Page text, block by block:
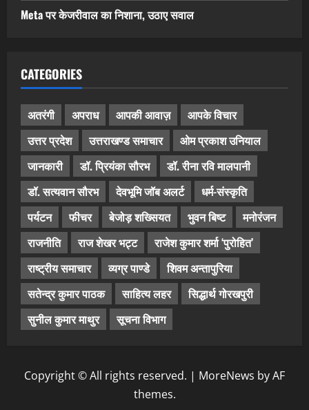
Meta पर केजरीवाल का निशाना, उठाए सवाल
CATEGORIES
अतरंगी अपराध आपकी आवाज़
आपके विचार
उत्तर प्रदेश
उत्तराखण्ड समाचार
ओम प्रकाश उनियाल
जानकारी
डॉ. प्रियंका सौरभ
डॉ. रीना रवि मालपानी
डॉ. सत्यवान सौरभ
देवभूमि जॉब अलर्ट
धर्म-संस्कृति
पर्यटन
फीचर बेजोड़ शख्सियत भुवन बिष्ट
मनोरंजन
राजनीति
राज शेखर भट्ट
राजेश कुमार शर्मा ‘पुरोहित’
राष्ट्रीय समाचार
व्यग्र पाण्डे
शिवम अन्तापुरिया
सतेन्द्र कुमार पाठक
साहित्य लहर
सिद्धार्थ गोरखपुरी
सुनील कुमार माथुर
सूचना विभाग
Copyright © All rights reserved. | MoreNews by AF
themes.